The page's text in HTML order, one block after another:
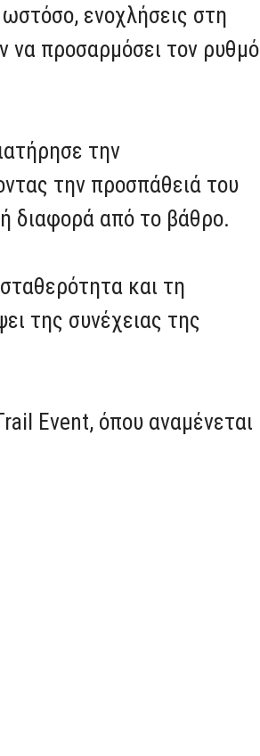
ενοχλήσεις στη
να προσαρμόσει τον ρυθμό
την
την προσπάθειά του
διαφορά από το βάθρο.
και τη
της συνέχειας της
Event, όπου αναμένεται